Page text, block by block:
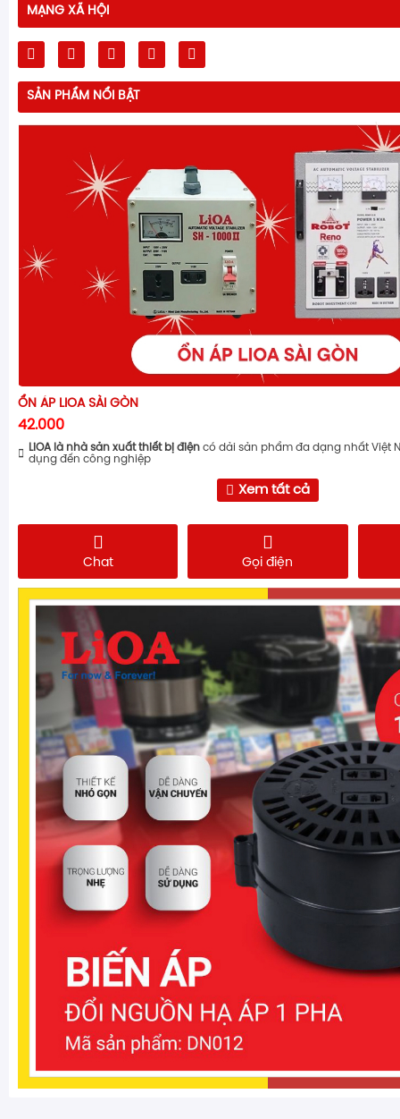
MẠNG XÃ HỘI
SẢN PHẨM NỔI BẬT
ỔN ÁP LIOA SÀI GÒN
42.000
LiOA là nhà sản xuất thiết bị điện có dải sản phẩm đa dạng nhất Việt
dụng đến công nghiệp
Xem tất cả
Chat Gọi điện